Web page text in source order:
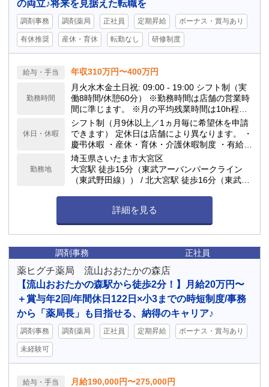
の両立♪将来を見据えた転職を
調剤事務 調剤薬局 正社員 定期昇給 ボーナス・賞与あり
有休推奨 産休・育休 転勤なし 研修制度
給与・手当 年収310万円〜400万円
勤務時間
月火水木金土日祝: 09:00 - 19:00 シフト制（実
働8時間/休憩60分） ※勤務時間は店舗の営業時
間に準じます。 ※月の平均残業時間は10h程度
です。 当ドラッグストアは閉局時間が早いのが
特徴で、18:00や19:00の閉局が多いです。
休日・休暇
シフト制（月9休以上／1ヵ月毎に希望休を申請
できます） 定休日は店舗により異なります。 ・
慶弔休暇 ・産休・育休・介護休暇制度 ・有給休
暇(勤務6ヶ月後10日付与) ★年間休日117日
勤務地
埼玉県さいたま市大宮区
大宮駅 徒歩15分（東武アーバンパークライン
（東武野田線）） / 北大宮駅 徒歩16分（東武ア
R高崎線、JR成田エクスプレス、JR京浜東北
線、JR湘南新宿ライン） / 大宮駅 徒歩17分（ニ
ューシャトル） / 大宮公園駅 徒歩18分（東武ア
ーバンパークライン（東武野田線）） 車通勤可
能
詳細を見る
調剤事務 正社員
薬ヒグチ薬局 流山おおたかの森店
【流山おおたかの森駅から徒歩2分！】月給20万円〜
＋賞与年2回/年間休日122日×小3までの時短制度/事務
から「薬局長」も目指せる、納得のキャリア♪
調剤事務 調剤薬局 正社員 定期昇給 ボーナス・賞与あり
未経験可
給与・手当 月給190,000円〜275,000円